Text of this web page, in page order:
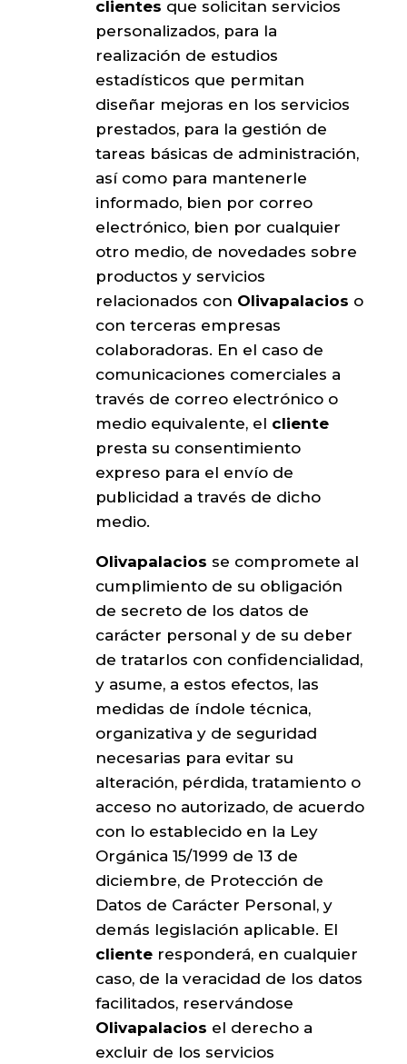
clientes que solicitan servicios
personalizados, para la
realización de estudios
estadísticos que permitan
diseñar mejoras en los servicios
prestados, para la gestión de
tareas básicas de administración,
así como para mantenerle
informado, bien por correo
electrónico, bien por cualquier
otro medio, de novedades sobre
productos y servicios
relacionados con Olivapalacios o
con terceras empresas
colaboradoras. En el caso de
comunicaciones comerciales a
través de correo electrónico o
medio equivalente, el cliente
presta su consentimiento
expreso para el envío de
publicidad a través de dicho
medio.
Olivapalacios se compromete al
cumplimiento de su obligación
de secreto de los datos de
carácter personal y de su deber
de tratarlos con confidencialidad,
y asume, a estos efectos, las
medidas de índole técnica,
organizativa y de seguridad
necesarias para evitar su
alteración, pérdida, tratamiento o
acceso no autorizado, de acuerdo
con lo establecido en la Ley
Orgánica 15/1999 de 13 de
diciembre, de Protección de
Datos de Carácter Personal, y
demás legislación aplicable. El
clienteresponderá, en cualquier
caso, de la veracidad de los datos
facilitados, reservándose
Olivapalacios el derecho a
excluir de los servicios